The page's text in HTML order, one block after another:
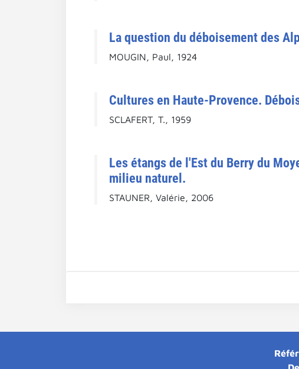
La question du déboisement des
MOUGIN, Paul, 1924
Cultures en Haute-Provence.
SCLAFERT, T., 1959
Les étangs de l'Est du Berry du
milieu naturel.
STAUNER, Valérie, 2006